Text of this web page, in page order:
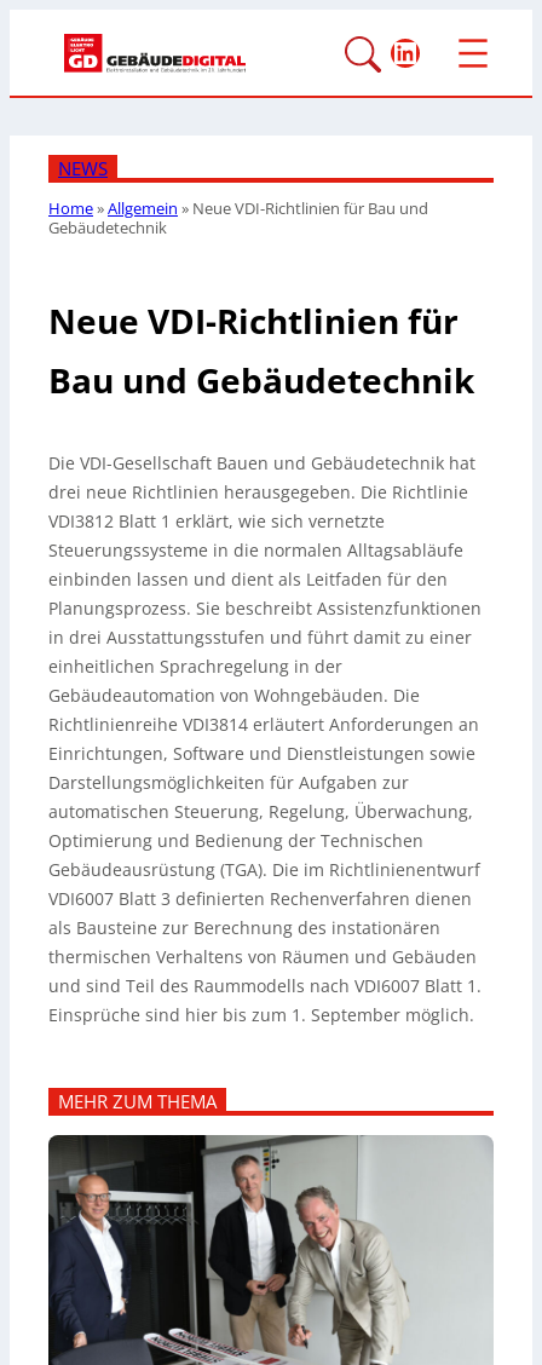
LinkedIn
NEWS
Home»Allgemein » Neue VDI-Richtlinien für Bau und
Gebäudetechnik
Neue VDI-Richtlinien für
Bau und Gebäudetechnik
Die VDI-Gesellschaft Bauen und Gebäudetechnik hat
drei neue Richtlinien herausgegeben. Die Richtlinie
VDI3812 Blatt 1 erklärt, wie sich vernetzte
Steuerungssysteme in die normalen Alltagsabläufe
einbinden lassen und dient als Leitfaden für den
Planungsprozess. Sie beschreibt Assistenzfunktionen
in drei Ausstattungsstufen und führt damit zu einer
einheitlichen Sprachregelung in der
Gebäudeautomation von Wohngebäuden. Die
Richtlinienreihe VDI3814 erläutert Anforderungen an
Einrichtungen, Software und Dienstleistungen sowie
Darstellungsmöglichkeiten für Aufgaben zur
automatischen Steuerung, Regelung, Überwachung,
Optimierung und Bedienung der Technischen
Gebäudeausrüstung (TGA). Die im Richtlinienentwurf
VDI6007 Blatt 3 definierten Rechenverfahren dienen
als Bausteine zur Berechnung des instationären
thermischen Verhaltens von Räumen und Gebäuden
und sind Teil des Raummodells nach VDI6007 Blatt 1.
Einsprüche sind hier bis zum 1. September möglich.
MEHR ZUM THEMA